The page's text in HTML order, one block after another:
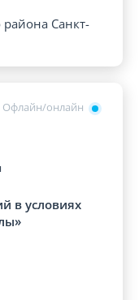
Санкт-
Офлайн/онлайн
в условиях